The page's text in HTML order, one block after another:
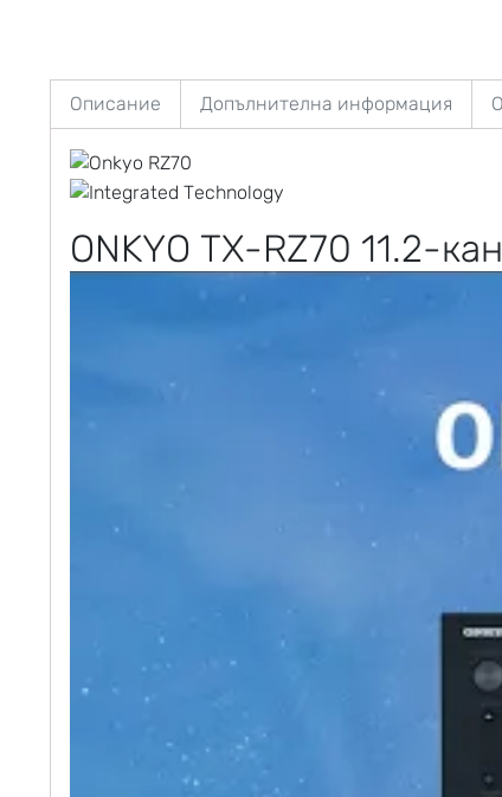
Описание Допълнителна информация
ONKYO TX-RZ70 11.2-